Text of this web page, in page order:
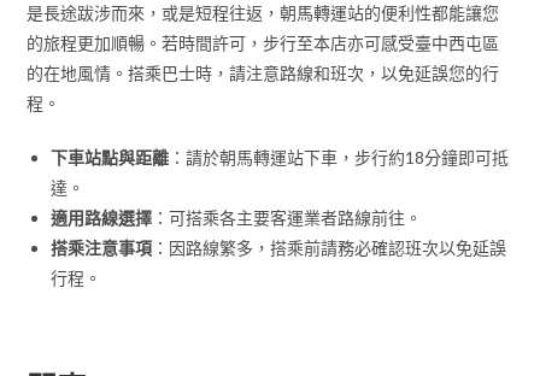
是長途跋涉而來，或是短程往返，朝馬轉運站的便利性都能讓您
的旅程更加順暢。若時間許可，步行至本店亦可感受臺中西屯區
的在地風情。搭乘巴士時，請注意路線和班次，以免延誤您的行
程。
下車站點與距離 ：請於朝馬轉運站下車，步行約18分鐘即可抵
達。
適用路線選擇 ：可搭乘各主要客運業者路線前往。
搭乘注意事項 ：因路線繁多，搭乘前請務必確認班次以免延誤
行程。